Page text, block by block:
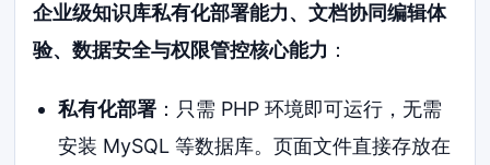
企业级知识库私有化部署能力、文档协同编辑体
验、数据安全与权限管控核心能力 ：
私有化部署：只需 PHP 环境即可运行，无需
安装 MySQL 等数据库。页面文件直接存放在